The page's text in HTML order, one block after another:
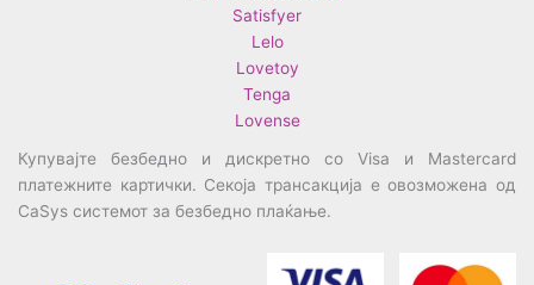
Satisfyer
Lelo
Lovetoy
Tenga
Lovense
Купувајте безбедно и дискретно со Visa и Mastercard
платежните картички. Секоја трансакција е овозможена од
CaSys системот за безбедно плаќање.